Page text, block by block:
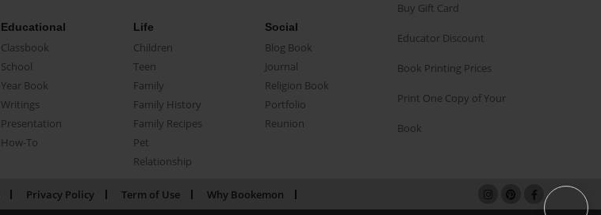
Educational
Classbook
School
Year Book
Writings
Presentation
How-To
Life
Children
Teen
Family
Family History
Family Recipes
Pet
Relationship
Social
Blog Book
Journal
Religion Book
Portfolio
Reunion
Buy Gift Card
Educator Discount
Book Printing Prices
Print One Copy of Your
Book
Privacy Policy Term of Use Why Bookemon